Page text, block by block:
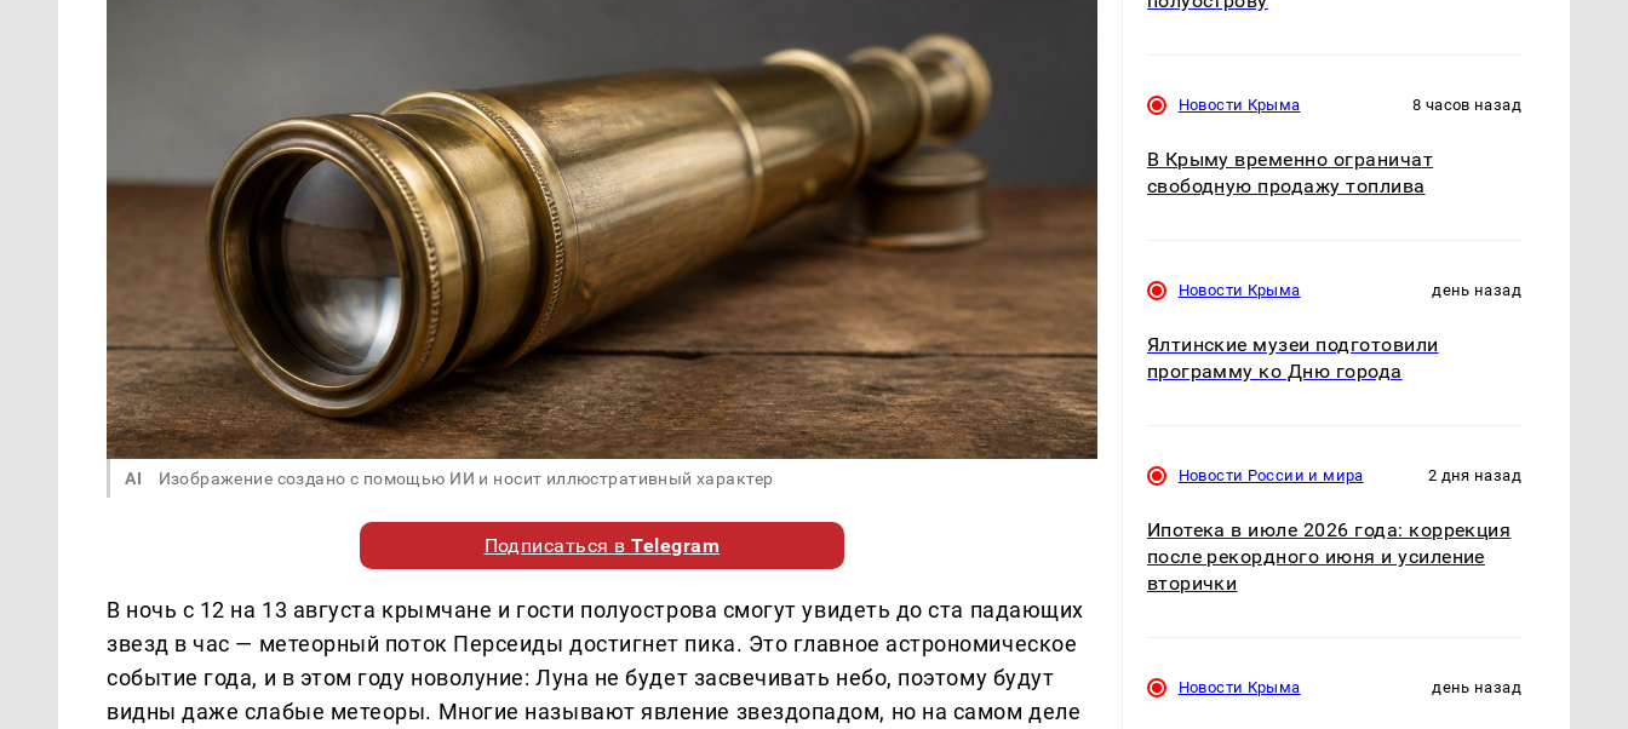
AI Изображение создано с помощью ИИ и носит иллюстративный характер
Подписаться вTelegram
В ночь с 12 на 13 августа крымчане и гости полуострова смогут увидеть до ста падающих
звезд в час — метеорный поток Персеиды достигнет пика. Это главное астрономическое
событие года, и в этом году новолуние: Луна не будет засвечивать небо, поэтому будут
видны даже слабые метеоры. Многие называют явление звездопадом, но на самом деле
Новости Крыма 8 часов назад
В Крыму временно ограничат
свободную продажу топлива
Новости Крыма день назад
Ялтинские музеи подготовили
программу ко Дню города
Новости России и мира 2 дня назад
Ипотека в июле 2026 года: коррекция
после рекордного июня и усиление
вторички
Новости Крыма день назад